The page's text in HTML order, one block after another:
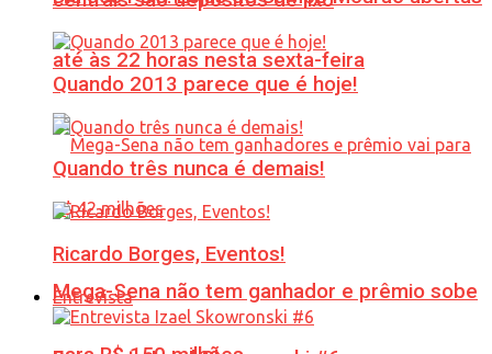
até às 22 horas nesta sexta-feira
Mega-Sena não tem ganhador e prêmio sobe
Quando 2013 parece que é hoje!
Quando três nunca é demais!
Ricardo Borges, Eventos!
Entrevista